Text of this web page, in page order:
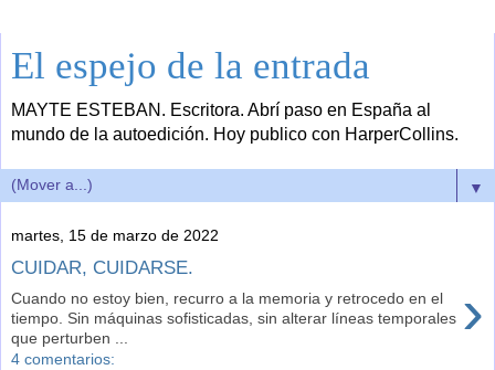
El espejo de la entrada
MAYTE ESTEBAN. Escritora. Abrí paso en España al
mundo de la autoedición. Hoy publico con HarperCollins.
▼
martes, 15 de marzo de 2022
CUIDAR, CUIDARSE.
›
Cuando no estoy bien, recurro a la memoria y retrocedo en el
tiempo. Sin máquinas sofisticadas, sin alterar líneas temporales
que perturben ...
4 comentarios: